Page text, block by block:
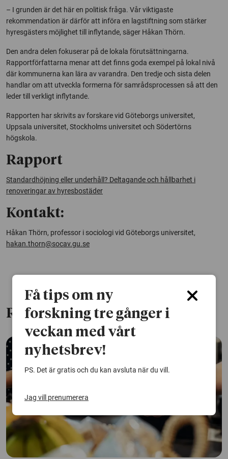
– I grunden är det här en politisk fråga. Vår viktigaste
rekommendation är därför att införa en lagstiftning som stärker
hyresgästers möjlighet till inflytande, säger Håkan Thörn.
Den andra delen fokuserar på de lokala förutsättningarna.
Rapportförfattarna menar att det finns goda exempel på lokal nivå
där kommunerna kan lära av varandra. Den tredje och sista delen
handlar om att utveckla formerna för samrådsprocessen så att den
leder till verkligt inflytande.
Rapporten har skrivits av forskare vid Göteborgs universitet,
Uppsala universitet, Stockholms universitet och Södertörns
högskola.
Rapport
Standardhöjning eller underhåll? Deltagande och hållbarhet i
renoveringar av hyresbostäder
Kontakt:
Håkan Thörn, professor i sociologi vid Göteborgs universitet,
hakan.thorn@socav.gu.se
Relaterade artiklar
Få tips om ny
forskning tre gånger i
veckan med vårt
nyhetsbrev!
PS. Det är gratis och du kan avsluta när du vill.
Jag vill prenumerera